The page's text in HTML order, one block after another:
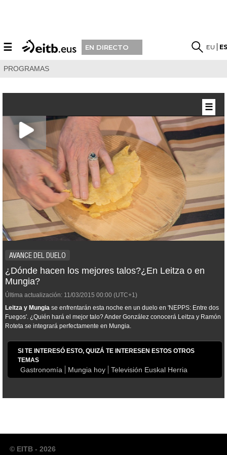
☰ EN DIRECTO EU
PROGRAMAS
AVANCE DEL DUELO
¿Dónde hacen los mejores talos?¿En Leitza o en
Mungia?
Última actualización: 11/03/2015 00:00 (UTC+1)
Leitza y Mungia se enfrentarán esta noche en un duelo en 'NEPPS: Entre dos
Fuegos'. ¿Quién hará el mejor talo? Ander González conocerá Leitza y Ramón
Roteta se integrará perfectamente en Mungia.
SI TE INTERESÓ ESTO, QUIZÁ TE INTERESEN ESTOS OTROS
TEMAS
Gastronomía Mungia hoy Televisión Euskal Herria
☰
© EITB - 2026